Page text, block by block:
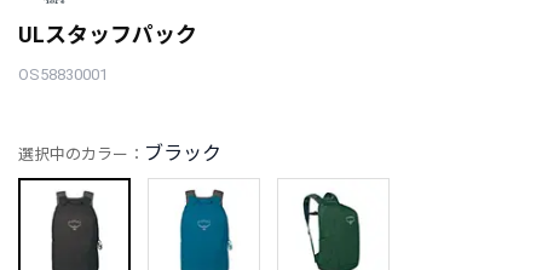
ULスタッフパック
OS58830001
選択中のカラー： ブラック